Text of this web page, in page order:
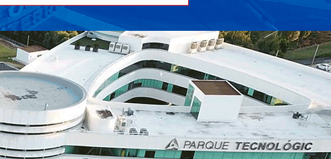
una victoria contundente, mientras que
el Tec Toluca protagonizó una
remontada histórica en un partido que
necesitó tiempo extra para decidirse.
UPAEP impone condiciones ante
Anáhuac Querétaro (95-77) Las Águilas
de la UPAEP aseguraron su lugar en la
final tras vencer 95-77 a la Universidad
Anáh